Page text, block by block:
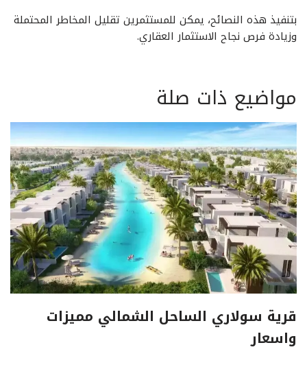
بتنفيذ هذه النصائح، يمكن للمستثمرين تقليل المخاطر المحتملة
وزيادة فرص نجاح الاستثمار العقاري.
مواضيع ذات صلة
قرية سولاري الساحل الشمالي مميزات
واسعار